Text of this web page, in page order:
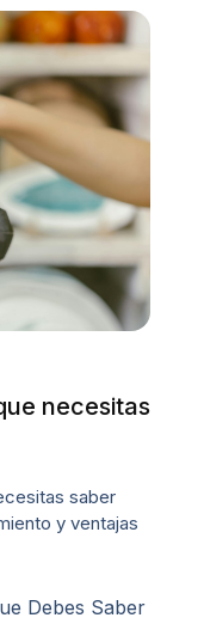
necesitas
saber
y ventajas